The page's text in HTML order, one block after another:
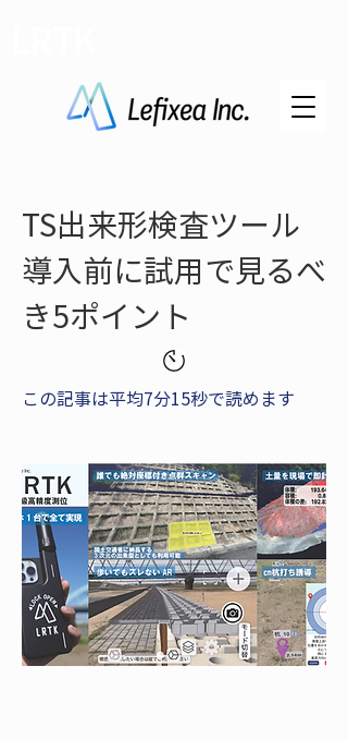
TS出来形検査ツール
導入前に試用で見るべ
き5ポイント
この記事は平均7分15秒で読めます